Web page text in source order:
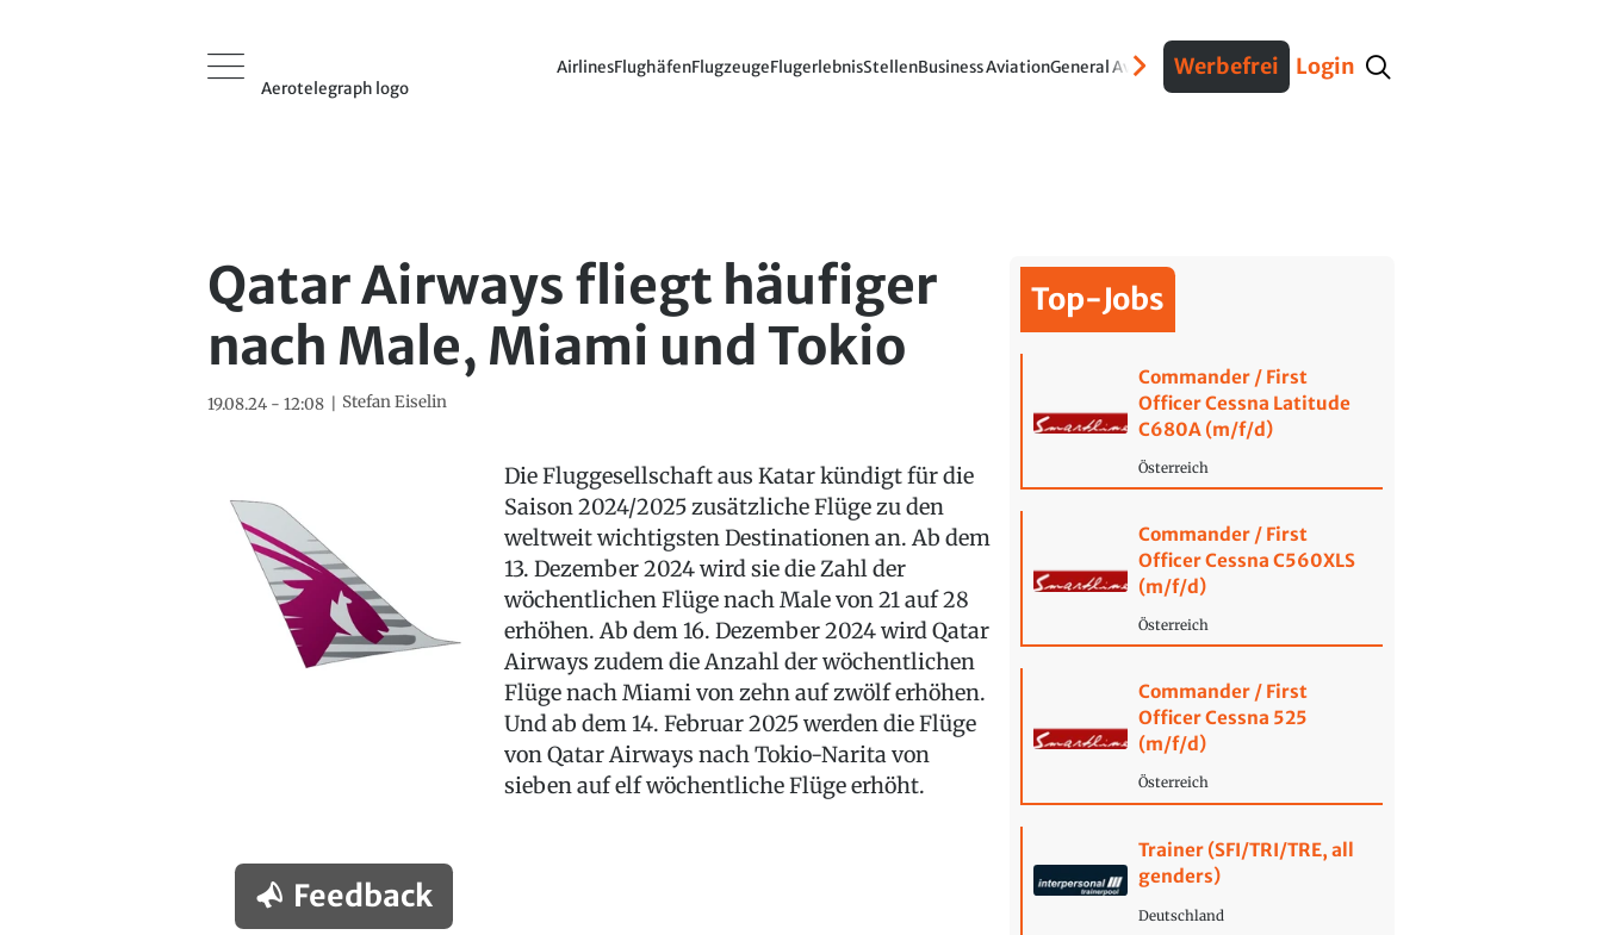
Aerotelegraph logo
AirlinesFlughäfenFlugzeugeFlugerlebnisStellenBusiness AviationGeneral AviationVerteidigungInterviews Fracht
Werbefrei Login
Qatar Airways fliegt häufiger
nach Male, Miami und Tokio
19.08.24 - 12:08 Stefan Eiselin
Die Fluggesellschaft aus Katar kündigt für die
Saison 2024/2025 zusätzliche Flüge zu den
weltweit wichtigsten Destinationen an. Ab dem
13. Dezember 2024 wird sie die Zahl der
wöchentlichen Flüge nach Male von 21 auf 28
erhöhen. Ab dem 16. Dezember 2024 wird Qatar
Airways zudem die Anzahl der wöchentlichen
Flüge nach Miami von zehn auf zwölf erhöhen.
Und ab dem 14. Februar 2025 werden die Flüge
von Qatar Airways nach Tokio-Narita von
sieben auf elf wöchentliche Flüge erhöht.
Feedback
Top-Jobs
Commander / First
Officer Cessna Latitude
C680A (m/f/d)
Österreich
Commander / First
Officer Cessna C560XLS
(m/f/d)
Österreich
Commander / First
Officer Cessna 525
(m/f/d)
Österreich
Trainer (SFI/TRI/TRE, all
genders)
Deutschland